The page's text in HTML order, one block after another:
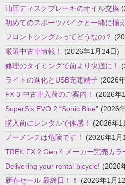
油圧ディスクブレーキのオイル交換
初めてのスポーツバイクと一緒に揃
フロントシングルってどうなの？
厳選中古車情報！
(2026年1月24日)
修理のタイミングで前より快適に！
ライトの進化とUSB充電端子 (2026
FX 3 中古車入荷のご案内！
(2026年
SuperSix EVO 2 “Sonic Blue” (2026
購入前にレンタルで体感！
(2026年1
ノーメンテは危険です！
(2026年1月
TREK FX 2 Gen 4 メーカー完売カラ
Delivering your rental bicycle! (2026
新春セール 最終日！！
(2026年1月